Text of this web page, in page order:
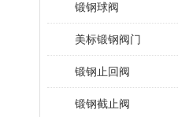
锻钢球阀
美标锻钢阀门
锻钢止回阀
锻钢截止阀